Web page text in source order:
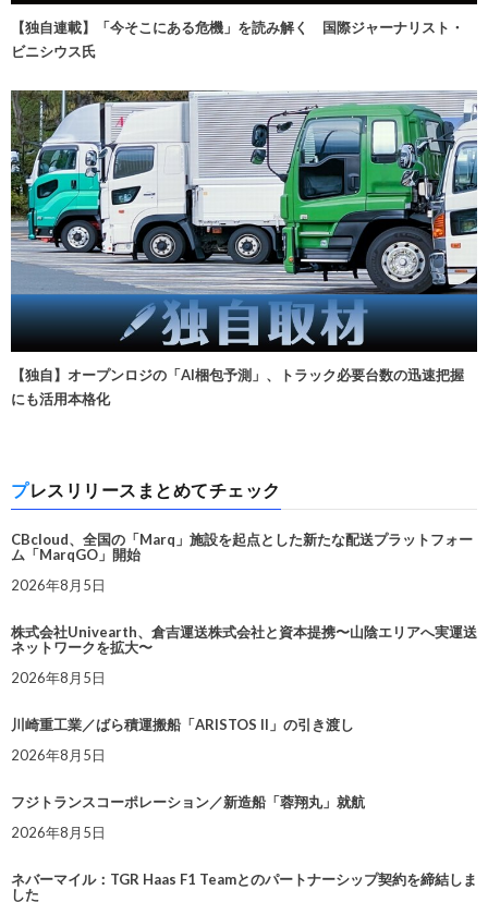
【独自連載】「今そこにある危機」を読み解く 国際ジャーナリスト・
ビニシウス氏
【独自】オープンロジの「AI梱包予測」、トラック必要台数の迅速把握
にも活用本格化
プレスリリースまとめてチェック
CBcloud、全国の「Marq」施設を起点とした新たな配送プラットフォー
ム「MarqGO」開始
2026年8月5日
株式会社Univearth、倉吉運送株式会社と資本提携〜山陰エリアへ実運送
ネットワークを拡大〜
2026年8月5日
川崎重工業／ばら積運搬船「ARISTOS II」の引き渡し
2026年8月5日
フジトランスコーポレーション／新造船「蓉翔丸」就航
2026年8月5日
ネバーマイル：TGR Haas F1 Teamとのパートナーシップ契約を締結しま
した